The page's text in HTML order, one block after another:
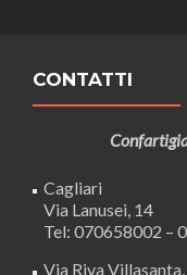
CONTATTI
Cagliari
Via Lanusei, 14
Tel: 070658002 –
Via Riva Villasanta,